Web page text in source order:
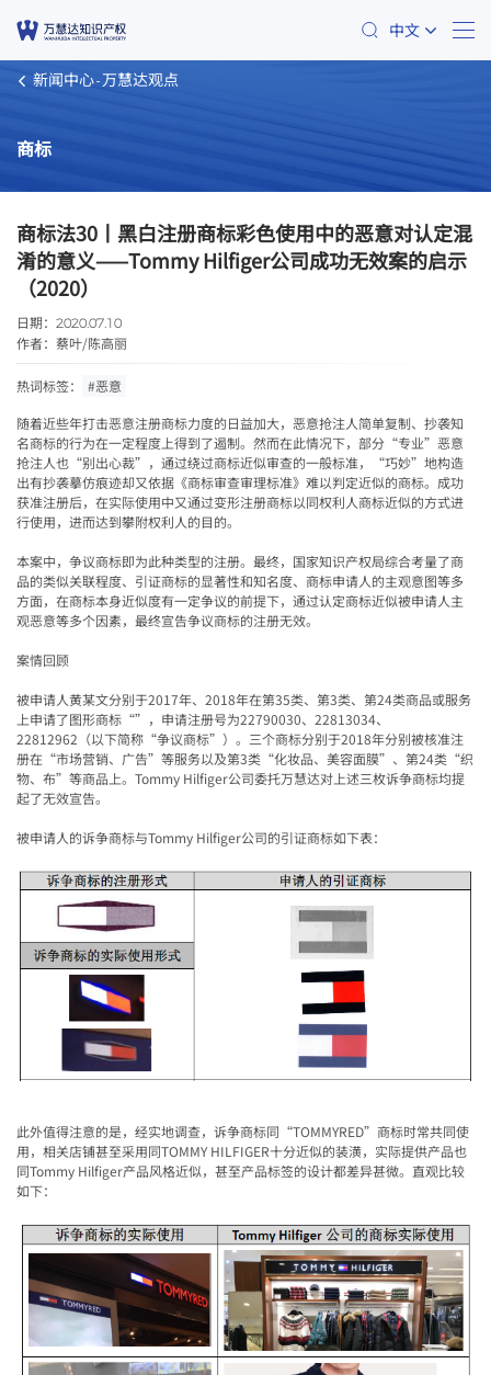
中文
新闻中心 万慧达观点
商标
商标法30丨黑白注册商标彩色使用中的恶意对认定混
淆的意义——Tommy Hilfiger公司成功无效案的启示
（2020）
日期： 2020.07.10
作者： 蔡叶/陈高丽
热词标签： #恶意
随着近些年打击恶意注册商标力度的日益加大，恶意抢注人简单复制、抄袭知
名商标的行为在一定程度上得到了遏制。然而在此情况下，部分“专业”恶意
抢注人也“别出心裁”，通过绕过商标近似审查的一般标准，“巧妙”地构造
出有抄袭摹仿痕迹却又依据《商标审查审理标准》难以判定近似的商标。成功
获准注册后，在实际使用中又通过变形注册商标以同权利人商标近似的方式进
行使用，进而达到攀附权利人的目的。
本案中，争议商标即为此种类型的注册。最终，国家知识产权局综合考量了商
品的类似关联程度、引证商标的显著性和知名度、商标申请人的主观意图等多
方面，在商标本身近似度有一定争议的前提下，通过认定商标近似被申请人主
观恶意等多个因素，最终宣告争议商标的注册无效。
案情回顾
被申请人黄某文分别于2017年、 2018年在第35类、第3类、第24类商品或服务
上申请了图形商标“”，申请注册号为22790030、 22813034、
22812962 （以下简称“争议商标”）。三个商标分别于2018年分别被核准注
册在“市场营销、广告”等服务以及第3类“化妆品、美容面膜”、第24类“织
物、布”等商品上。 Tommy Hilfiger公司委托万慧达对上述三枚诉争商标均提
起了无效宣告。
被申请人的诉争商标与Tommy Hilfiger公司的引证商标如下表：
此外值得注意的是，经实地调查，诉争商标同“TOMMYRED”商标时常共同使
用，相关店铺甚至采用同TOMMY HILFIGER十分近似的装潢，实际提供产品也
同Tommy Hilfiger产品风格近似，甚至产品标签的设计都差异甚微。直观比较
如下：